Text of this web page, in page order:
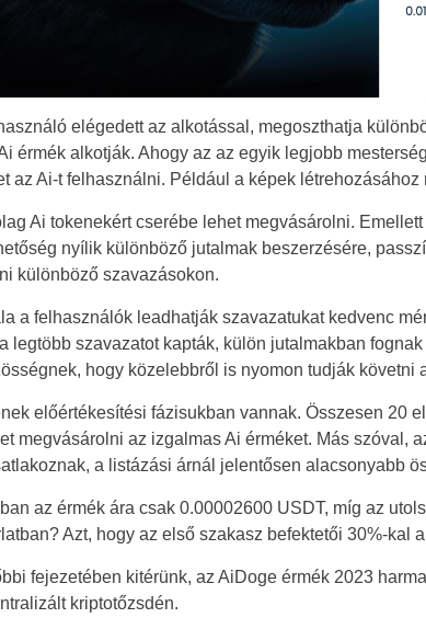
elégedett az alkotással, megoszthatja
érmék alkotják. Ahogy az az egyik legjobb
az Ai-t felhasználni. Például a képek
Ai tokenekért cserébe lehet megvásárolni.
nyílik különböző jutalmak beszerzésére,
különböző szavazásokon.
a felhasználók leadhatják szavazatukat kedvenc
legtöbb szavazatot kapták, külön jutalmakban
hogy közelebbről is nyomon tudják követni
előértékesítési fázisukban vannak. Összesen 20
megvásárolni az izgalmas Ai érméket. Más szóval,
a listázási árnál jelentősen alacsonyabb
az érmék ára csak 0.00002600 USDT, míg az
Azt, hogy az első szakasz befektetői 30%-kal
fejezetében kitérünk, az AiDoge érmék 2023
kriptotőzsdén.